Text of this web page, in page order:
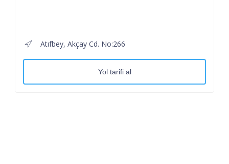
Atıfbey, Akçay Cd. No:266
Yol tarifi al